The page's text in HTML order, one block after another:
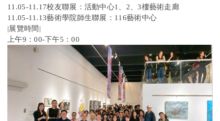
11.05-11.17校友聯展：活動中心1、2、3樓藝術走廊
11.05-11.13藝術學院師生聯展：116藝術中心
|展覽時間|
上午9：00-下午5：00